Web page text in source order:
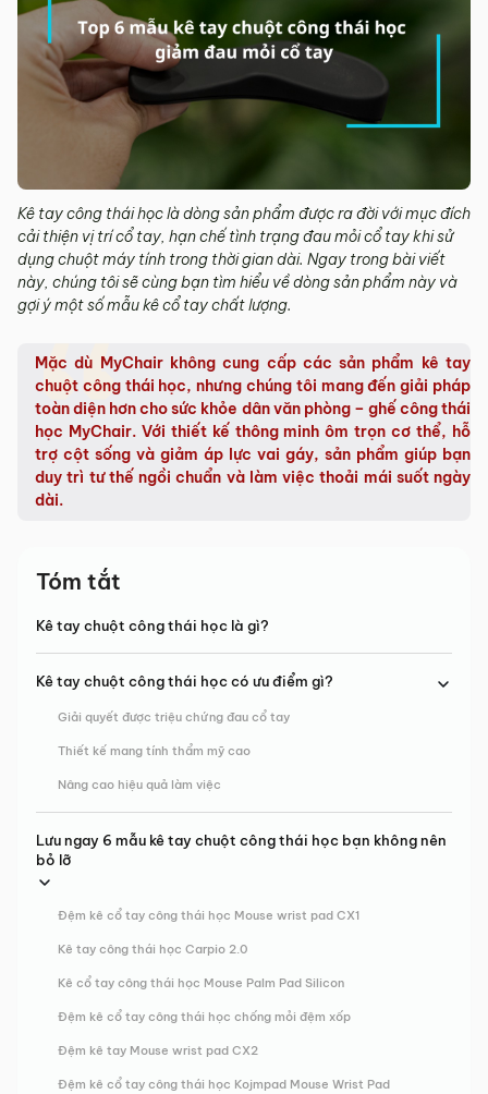
Kê tay công thái học là dòng sản phẩm được ra đời với mục đích
cải thiện vị trí cổ tay, hạn chế tình trạng đau mỏi cổ tay khi sử
dụng chuột máy tính trong thời gian dài. Ngay trong bài viết
này, chúng tôi sẽ cùng bạn tìm hiểu về dòng sản phẩm này và
gợi ý một số mẫu kê cổ tay chất lượng.
Mặc dù MyChair không cung cấp các sản phẩm kê tay
chuột công thái học, nhưng chúng tôi mang đến giải pháp
toàn diện hơn cho sức khỏe dân văn phòng – ghế công thái
học MyChair. Với thiết kế thông minh ôm trọn cơ thể, hỗ
trợ cột sống và giảm áp lực vai gáy, sản phẩm giúp bạn
duy trì tư thế ngồi chuẩn và làm việc thoải mái suốt ngày
dài.
Tóm tắt
Kê tay chuột công thái học là gì?
Kê tay chuột công thái học có ưu điểm gì?
Giải quyết được triệu chứng đau cổ tay
Thiết kế mang tính thẩm mỹ cao
Nâng cao hiệu quả làm việc
Lưu ngay 6 mẫu kê tay chuột công thái học bạn không nên
bỏ lỡ
Đệm kê cổ tay công thái học Mouse wrist pad CX1
Kê tay công thái học Carpio 2.0
Kê cổ tay công thái học Mouse Palm Pad Silicon
Đệm kê cổ tay công thái học chống mỏi đệm xốp
Đệm kê tay Mouse wrist pad CX2
Đệm kê cổ tay công thái học Kojmpad Mouse Wrist Pad